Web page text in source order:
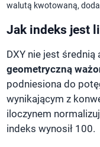
walutą kwotowaną,
Jak indeks jest
DXY nie jest
geometryczną
podniesiona do
wynikającym z
iloczynem
indeks wynosił 100.